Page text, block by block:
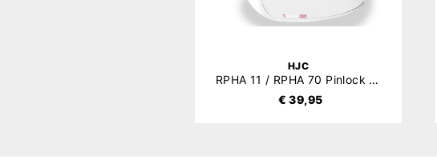
HJC
RPHA 11 / RPHA 70 Pinlock 120 (DKS161)
€ 39,95